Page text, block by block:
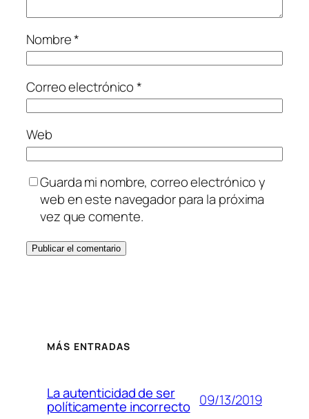
Nombre*
Correo electrónico*
Web
Guarda mi nombre, correo electrónico y
web en este navegador para la próxima
vez que comente.
MÁS ENTRADAS
La autenticidad de ser
políticamente incorrecto 09/13/2019